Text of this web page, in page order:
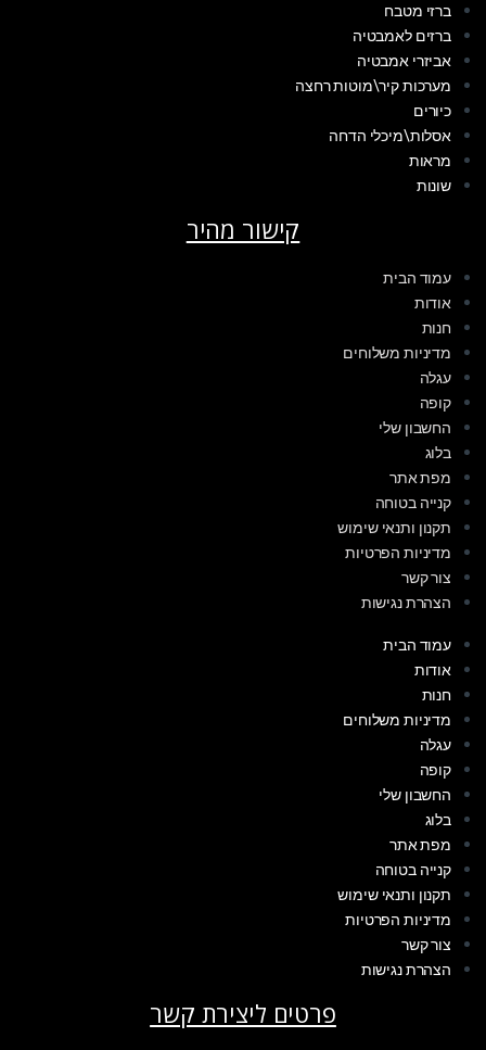
ברזי מטבח
ברזים לאמבטיה
אביזרי אמבטיה
מערכות קיר\מוטות רחצה
כיורים
אסלות\מיכלי הדחה
מראות
שונות
קישור מהיר
עמוד הבית
אודות
חנות
מדיניות משלוחים
עגלה
קופה
החשבון שלי
בלוג
מפת אתר
קנייה בטוחה
תקנון ותנאי שימוש
מדיניות הפרטיות
צור קשר
הצהרת נגישות
עמוד הבית
אודות
חנות
מדיניות משלוחים
עגלה
קופה
החשבון שלי
בלוג
מפת אתר
קנייה בטוחה
תקנון ותנאי שימוש
מדיניות הפרטיות
צור קשר
הצהרת נגישות
פרטים ליצירת קשר